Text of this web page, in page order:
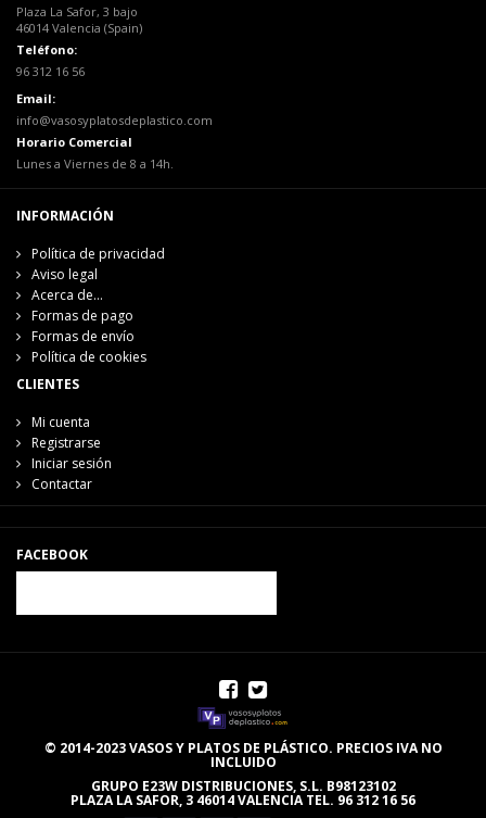
Plaza La Safor, 3 bajo
46014 Valencia (Spain)
Teléfono:
96 312 16 56
Email:
info@vasosyplatosdeplastico.com
Horario Comercial
Lunes a Viernes de 8 a 14h.
INFORMACIÓN
Política de privacidad
Aviso legal
Acerca de...
Formas de pago
Formas de envío
Política de cookies
CLIENTES
Mi cuenta
Registrarse
Iniciar sesión
Contactar
FACEBOOK
© 2014-2023 VASOS Y PLATOS DE PLÁSTICO. PRECIOS IVA NO
INCLUIDO
GRUPO E23W DISTRIBUCIONES, S.L. B98123102
PLAZA LA SAFOR, 3 46014 VALENCIA TEL. 96 312 16 56